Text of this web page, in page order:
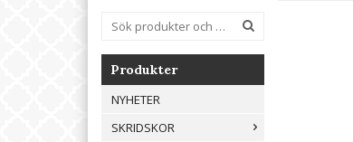
Produkter
NYHETER
SKRIDSKOR